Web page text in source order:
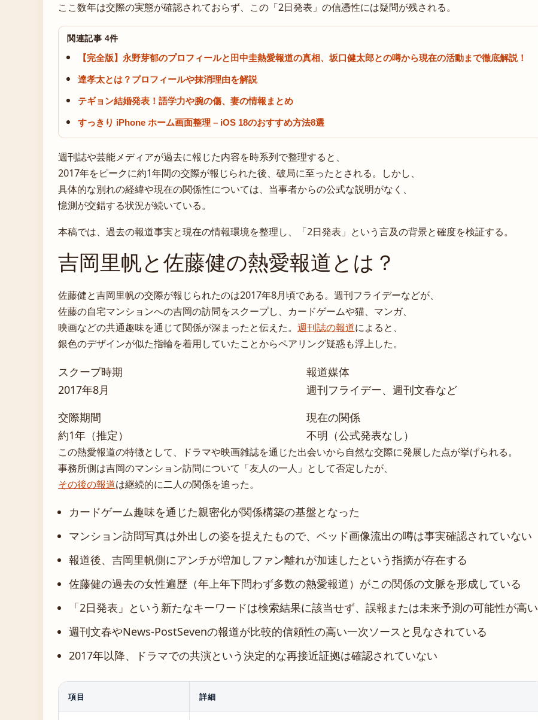
ここ数年は交際の実態が確認されておらず、この「2日発表」の信憑性には疑問が残される。
関連記事 4件
【完全版】永野芽郁のプロフィールと田中圭熱愛報道の真相、坂口健太郎との噂から現在の活動まで徹底解説！
達孝太とは？プロフィールや抹消理由を解説
テギョン結婚発表！語学力や腕の傷、妻の情報まとめ
すっきり iPhone ホーム画面整理 – iOS 18のおすすめ方法8選
週刊誌や芸能メディアが過去に報じた内容を時系列で整理すると、
2017年をピークに約1年間の交際が報じられた後、破局に至ったとされる。しかし、
具体的な別れの経緯や現在の関係性については、当事者からの公式な説明がなく、
憶測が交錯する状況が続いている。
本稿では、過去の報道事実と現在の情報環境を整理し、「2日発表」という言及の背景と確度を検証する。
吉岡里帆と佐藤健の熱愛報道とは？
佐藤健と吉岡里帆の交際が報じられたのは2017年8月頃である。週刊フライデーなどが、
佐藤の自宅マンションへの吉岡の訪問をスクープし、カードゲームや猫、マンガ、
映画などの共通趣味を通じて関係が深まったと伝えた。 週刊誌の報道によると、
銀色のデザインが似た指輪を着用していたことからペアリング疑惑も浮上した。
スクープ時期
2017年8月
報道媒体
週刊フライデー、週刊文春など
交際期間
約1年（推定）
現在の関係
不明（公式発表なし）
この熱愛報道の特徴として、ドラマや映画雑誌を通じた出会いから自然な交際に発展した点が挙げられる。
事務所側は吉岡のマンション訪問について「友人の一人」として否定したが、
その後の報道は継続的に二人の関係を追った。
カードゲーム趣味を通じた親密化が関係構築の基盤となった
マンション訪問写真は外出しの姿を捉えたもので、ベッド画像流出の噂は事実確認されていない
報道後、吉岡里帆側にアンチが増加しファン離れが加速したという指摘が存在する
佐藤健の過去の女性遍歴（年上年下問わず多数の熱愛報道）がこの関係の文脈を形成している
「2日発表」という新たなキーワードは検索結果に該当せず、誤報または未来予測の可能性が高い
週刊文春やNews-PostSevenの報道が比較的信頼性の高い一次ソースと見なされている
2017年以降、ドラマでの共演という決定的な再接近証拠は確認されていない
項目 詳細